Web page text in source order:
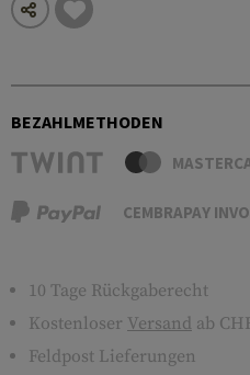
BEZAHLMETHODEN
CEMBRAPAY
10 Tage Rückgaberecht
Kostenloser Versand ab
Feldpost Lieferungen